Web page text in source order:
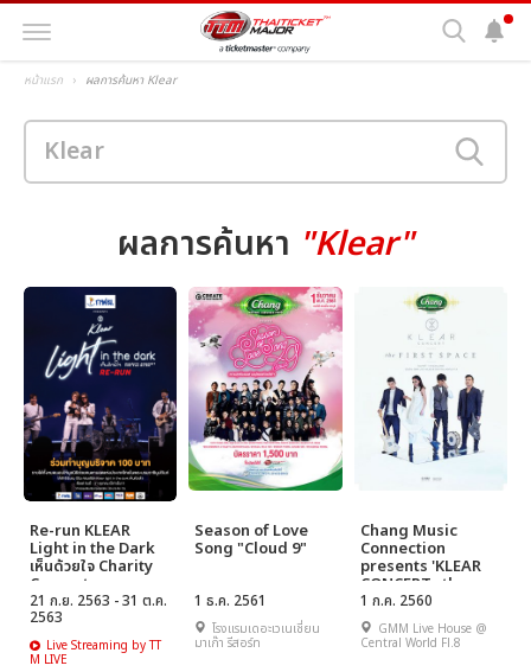
หน้าแรก ผลการค้นหา Klear
ผลการค้นหา "Klear"
Re-run KLEAR
Light in the Dark
เห็นด้วยใจ Charity
Concert
21 ก.ย. 2563 - 31 ต.ค.
2563
Live Streaming by TT
M LIVE
Season of Love
Song "Cloud 9"
1 ธ.ค. 2561
โรงแรมเดอะเวเนเชี่ยน
มาเก๊า รีสอร์ท
Chang Music
Connection
presents 'KLEAR
CONCERT : the
FIRST SPACE'
1 ก.ค. 2560
GMM Live House @
Central World Fl.8